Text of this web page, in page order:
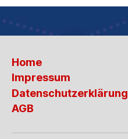
Home
Impressum
Datenschutzerklärung
AGB